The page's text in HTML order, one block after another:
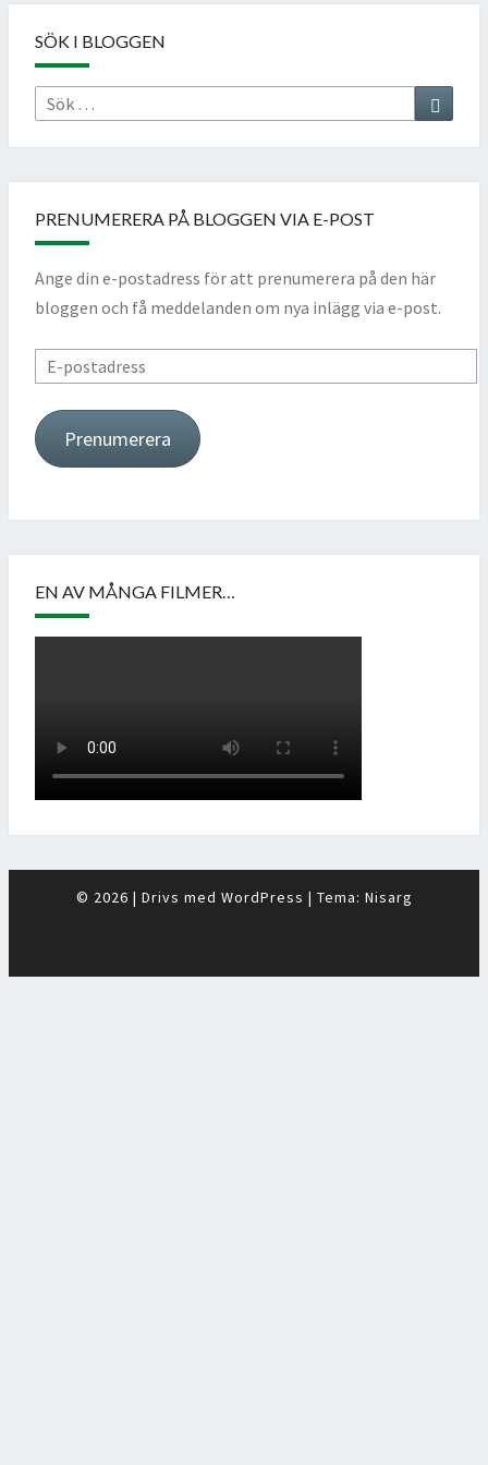
SÖK I BLOGGEN
Sök
Sök
PRENUMERERA PÅ BLOGGEN VIA E-POST
Ange din e-postadress för att prenumerera på den här
bloggen och få meddelanden om nya inlägg via e-post.
E-
Prenumerera
EN AV MÅNGA FILMER…
© 2026 | Drivs med WordPress | Tema: Nisarg